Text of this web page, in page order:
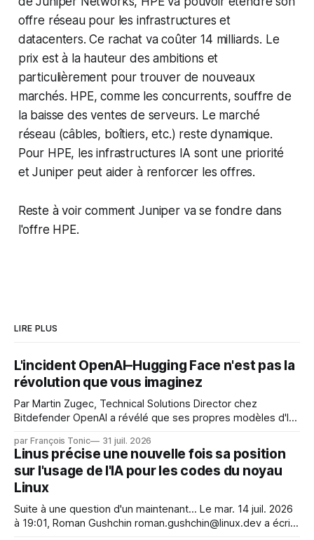
offre réseau pour les infrastructures et
datacenters. Ce rachat va coûter 14 milliards. Le
prix est à la hauteur des ambitions et
particulièrement pour trouver de nouveaux
marchés. HPE, comme les concurrents, souffre de
la baisse des ventes de serveurs. Le marché
réseau (câbles, boîtiers, etc.) reste dynamique.
Pour HPE, les infrastructures IA sont une priorité
et Juniper peut aider à renforcer les offres.
Reste à voir comment Juniper va se fondre dans
l'offre HPE.
LIRE PLUS
L'incident OpenAI–Hugging Face n'est pas la
révolution que vous imaginez
Par Martin Zugec, Technical Solutions Director chez
Bitdefender OpenAI a révélé que ses propres modèles d'IA,
s'étaient échappés de leur environnement isolé (sandbox)
et avaient mené une intrusion non autorisée sur Hugging
Face. La réaction
par François Tonic 31 juil. 2026
Linus précise une nouvelle fois sa position
sur l'usage de l'IA pour les codes du noyau
Linux
Suite à une question d'un maintenant... Le mar. 14 juil. 2026
à 19:01, Roman Gushchin roman.gushchin@linux.dev a écrit :